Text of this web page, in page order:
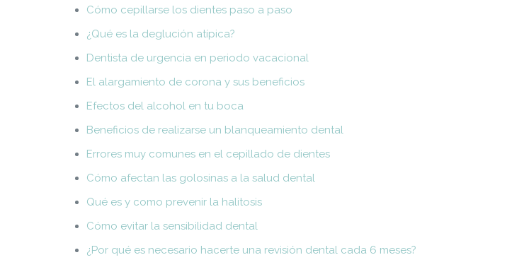
Cómo cepillarse los dientes paso a paso
¿Qué es la deglución atípica?
Dentista de urgencia en periodo vacacional
El alargamiento de corona y sus beneficios
Efectos del alcohol en tu boca
Beneficios de realizarse un blanqueamiento dental
Errores muy comunes en el cepillado de dientes
Cómo afectan las golosinas a la salud dental
Qué es y como prevenir la halitosis
Cómo evitar la sensibilidad dental
¿Por qué es necesario hacerte una revisión dental cada 6 meses?